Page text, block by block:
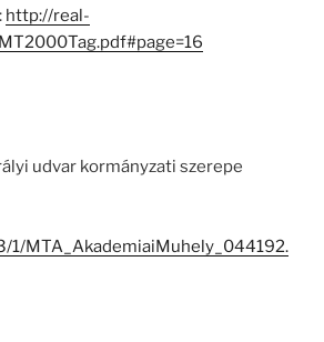
http://real-
udvar kormányzati szerepe
1/MTA_AkademiaiMuhely_044192.